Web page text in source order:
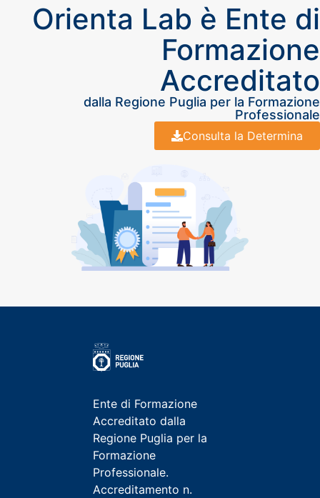
Orienta Lab è Ente di
Formazione
Accreditato
dalla Regione Puglia per la Formazione
Professionale
Consulta la Determina
Ente di Formazione
Accreditato dalla
Regione Puglia per la
Formazione
Professionale.
Accreditamento n.